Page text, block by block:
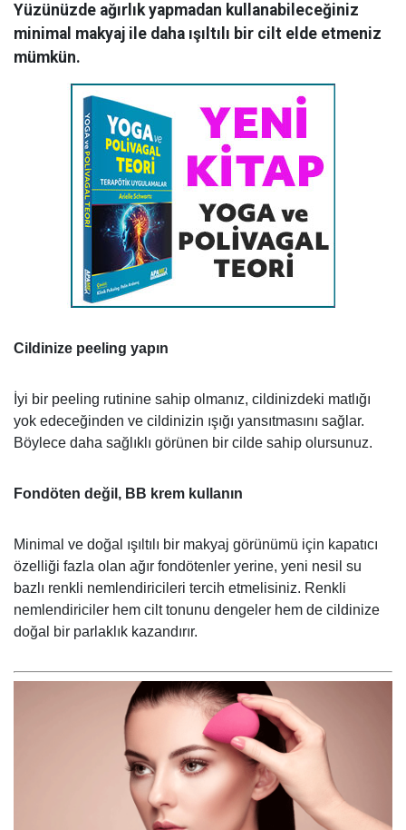
Yüzünüzde ağırlık yapmadan kullanabileceğiniz
minimal makyaj ile daha ışıltılı bir cilt elde etmeniz
mümkün.
Cildinize peeling yapın
İyi bir peeling rutinine sahip olmanız, cildinizdeki matlığı
yok edeceğinden ve cildinizin ışığı yansıtmasını sağlar.
Böylece daha sağlıklı görünen bir cilde sahip olursunuz.
Fondöten değil, BB krem kullanın
Minimal ve doğal ışıltılı bir makyaj görünümü için kapatıcı
özelliği fazla olan ağır fondötenler yerine, yeni nesil su
bazlı renkli nemlendiricileri tercih etmelisiniz. Renkli
nemlendiriciler hem cilt tonunu dengeler hem de cildinize
doğal bir parlaklık kazandırır.